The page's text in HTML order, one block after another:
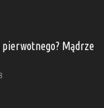
Mądrze